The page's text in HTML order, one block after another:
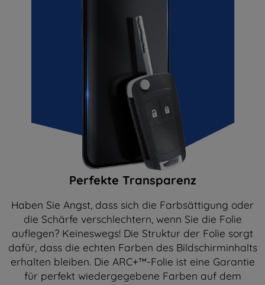
Perfekte Transparenz
Haben Sie Angst, dass sich die Farbsättigung oder
die Schärfe verschlechtern, wenn Sie die Folie
auflegen? Keineswegs! Die Struktur der Folie sorgt
dafür, dass die echten Farben des Bildschirminhalts
erhalten bleiben. Die ARC+™-Folie ist eine Garantie
für perfekt wiedergegebene Farben auf dem